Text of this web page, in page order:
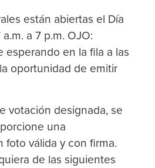
están abiertas el Día
a 7 p.m. OJO:
esperando en la fila a las
oportunidad de emitir
votación designada, se
una
foto válida y con firma.
de las siguientes